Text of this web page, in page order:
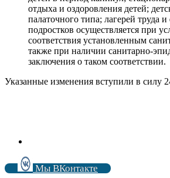
отдыха и оздоровления детей;
палаточного типа; лагерей труда
подростков осуществляется при
соответствия установленным
также при наличии санитарно-
заключения о таком соответствии.
Указанные изменения вступили в силу
Мы ВКонтакте